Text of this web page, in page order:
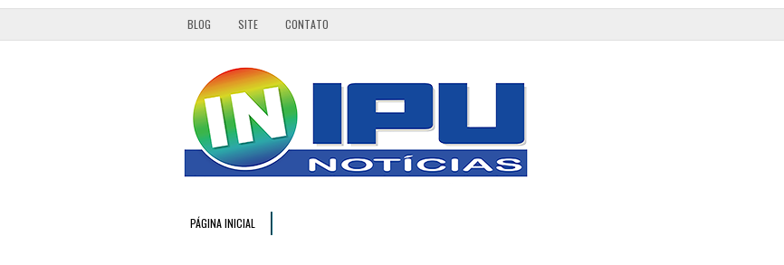
BLOG SITE CONTATO
PÁGINA INICIAL